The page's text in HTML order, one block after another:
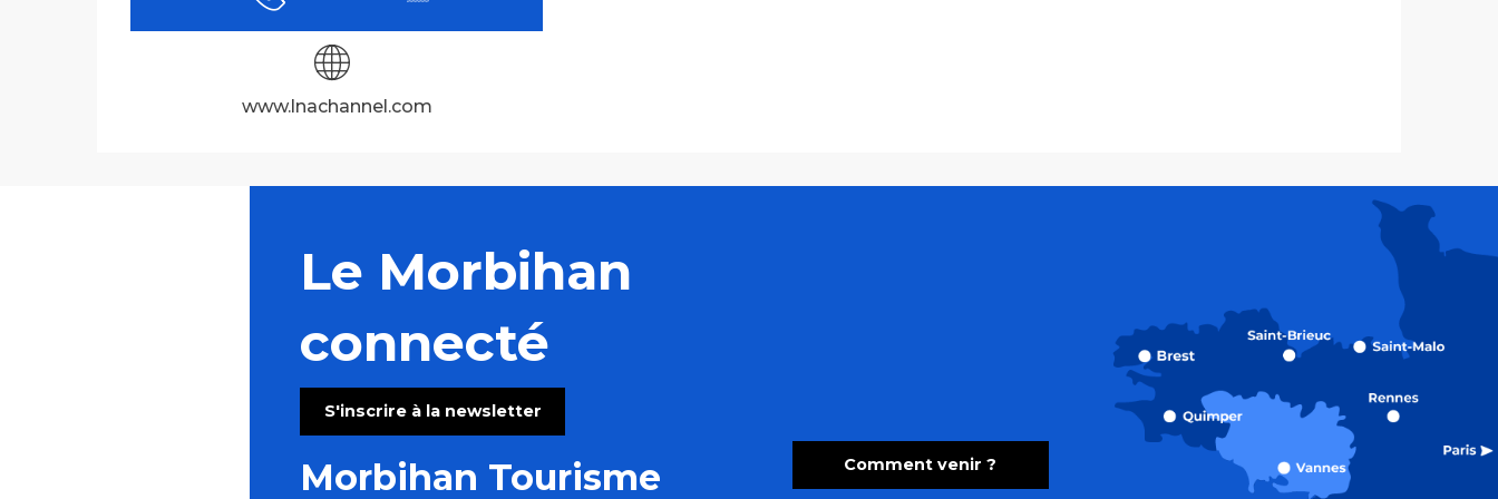
www.lnachannel.com
Le Morbihan
connecté
S'inscrire à la newsletter
Morbihan Tourisme Comment venir ?